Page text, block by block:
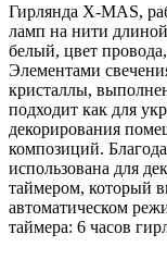
Гирлянда X-MAS,
ламп на нити
белый, цвет
Элементами
кристаллы,
подходит как для
декорирования
композиций.
использована для
таймером, который
автоматическом
таймера: 6 часов